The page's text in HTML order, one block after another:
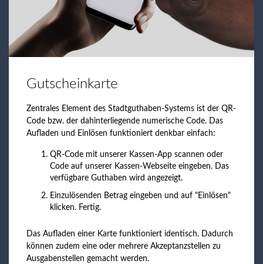
Gutscheinkarte
Zentrales Element des Stadtguthaben-Systems ist der QR-
Code bzw. der dahinterliegende numerische Code. Das
Aufladen und Einlösen funktioniert denkbar einfach:
QR-Code mit unserer Kassen-App scannen oder
Code auf unserer Kassen-Webseite eingeben. Das
verfügbare Guthaben wird angezeigt.
Einzulösenden Betrag eingeben und auf "Einlösen"
klicken. Fertig.
Das Aufladen einer Karte funktioniert identisch. Dadurch
können zudem eine oder mehrere Akzeptanzstellen zu
Ausgabenstellen gemacht werden.